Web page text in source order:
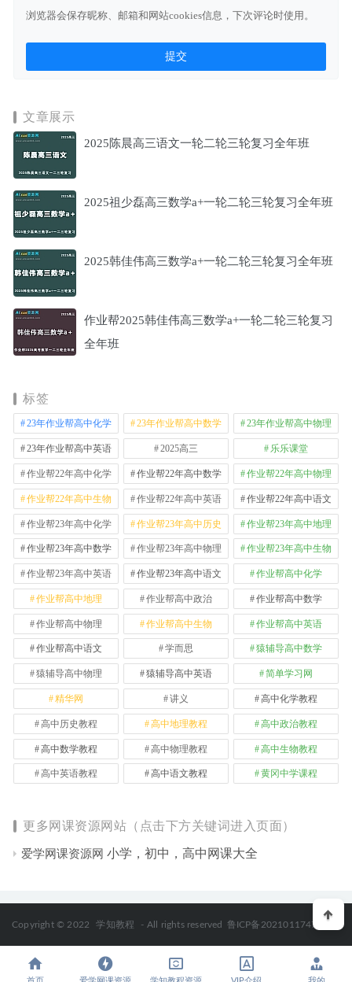
浏览器会保存昵称、邮箱和网站cookies信息，下次评论时使用。
文章展示
2025陈晨高三语文一轮二轮三轮复习全年班
2025祖少磊高三数学a+一轮二轮三轮复习全年班
2025韩佳伟高三数学a+一轮二轮三轮复习全年班
作业帮2025韩佳伟高三数学a+一轮二轮三轮复习
全年班
标签
23年作业帮高中化学 23年作业帮高中数学 23年作业帮高中物理
23年作业帮高中英语 2025高三 乐乐课堂
作业帮22年高中化学 作业帮22年高中数学 作业帮22年高中物理
作业帮22年高中生物 作业帮22年高中英语 作业帮22年高中语文
作业帮23年高中化学 作业帮23年高中历史 作业帮23年高中地理
作业帮23年高中数学 作业帮23年高中物理 作业帮23年高中生物
作业帮23年高中英语 作业帮23年高中语文 作业帮高中化学
作业帮高中地理 作业帮高中政治 作业帮高中数学
作业帮高中物理 作业帮高中生物 作业帮高中英语
作业帮高中语文 学而思 猿辅导高中数学
猿辅导高中物理 猿辅导高中英语 简单学习网
精华网 讲义 高中化学教程
高中历史教程 高中地理教程 高中政治教程
高中数学教程 高中物理教程 高中生物教程
高中英语教程 高中语文教程 黄冈中学课程
更多网课资源网站（点击下方关键词进入页面）
爱学网课资源网 小学，初中，高中网课大全
Copyright © 2022 学知教程 - All rights reserved 鲁ICP备2021011747号-2